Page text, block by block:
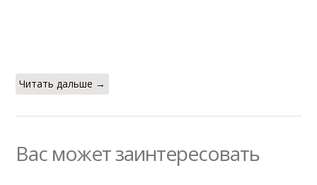
Читать дальше →
Вас может заинтересовать